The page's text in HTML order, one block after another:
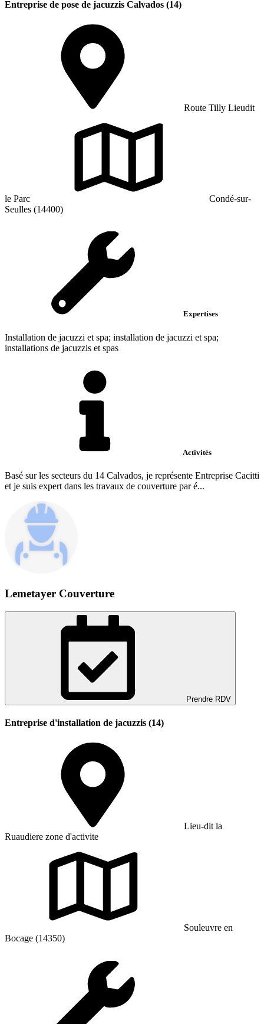
Entreprise de pose de jacuzzis Calvados (14)
Route Tilly Lieudit
le Parc
Condé-sur-
Seulles (14400)
Expertises
Installation de jacuzzi et spa; installation de jacuzzi et spa;
installations de jacuzzis et spas
Activités
Basé sur les secteurs du 14 Calvados, je représente Entreprise Cacitti
et je suis expert dans les travaux de couverture par é...
Lemetayer Couverture
Prendre RDV
Entreprise d'installation de jacuzzis (14)
Lieu-dit la
Ruaudiere zone d'activite
Souleuvre en
Bocage (14350)